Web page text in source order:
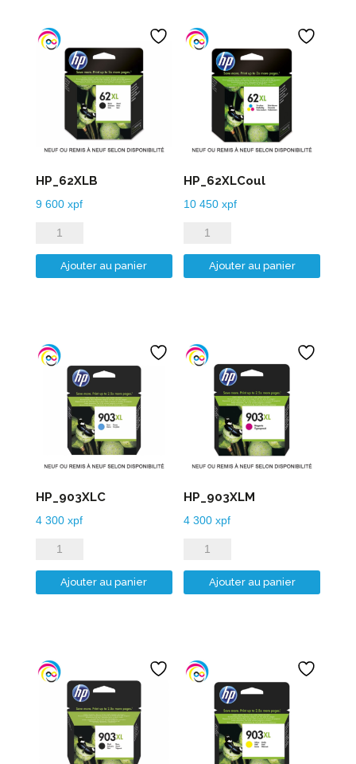
HP_62XLB
9 600 xpf
quantité
de
HP_62XLB
Ajouter au panier
HP_62XLCoul
10 450xpf
quantité
de
HP_62XLCoul
Ajouter au panier
HP_903XLC
4 300 xpf
quantité
de
HP_903XLC
Ajouter au panier
HP_903XLM
4 300xpf
quantité
de
HP_903XLM
Ajouter au panier